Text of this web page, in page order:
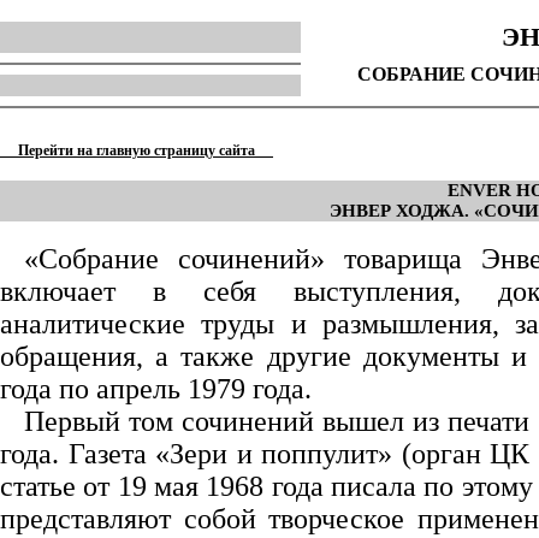
СОБРАНИЕ
Перейти на главную страницу сайта
ENVER
ЭНВЕР ХОДЖА.
«Собрание сочинений» товарища
включает в себя выступления,
аналитические труды и размышления,
обращения, а также другие документы и
года по апрель 1979 года.
Первый том сочинений вышел из
года. Газета «Зери и поппулит» (орган
статье от 19 мая 1968 года писала по
представляют собой творческое